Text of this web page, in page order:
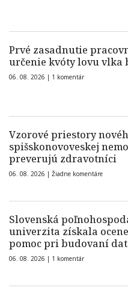
Prvé zasadnutie
určenie kvóty lovu vlka
06. 08. 2026 | 1 komentár
Vzorové priestory
spišskonovoveskej
preverujú zdravotníci
06. 08. 2026 | Žiadne komentáre
Slovenská
univerzita získala
pomoc pri budovaní
06. 08. 2026 | 1 komentár